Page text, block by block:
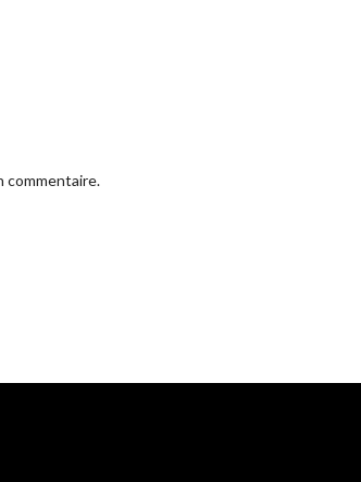
commentaire.